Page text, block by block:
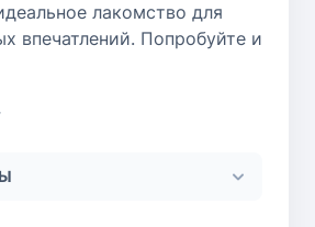
лакомство для
впечатлений. Попробуйте и